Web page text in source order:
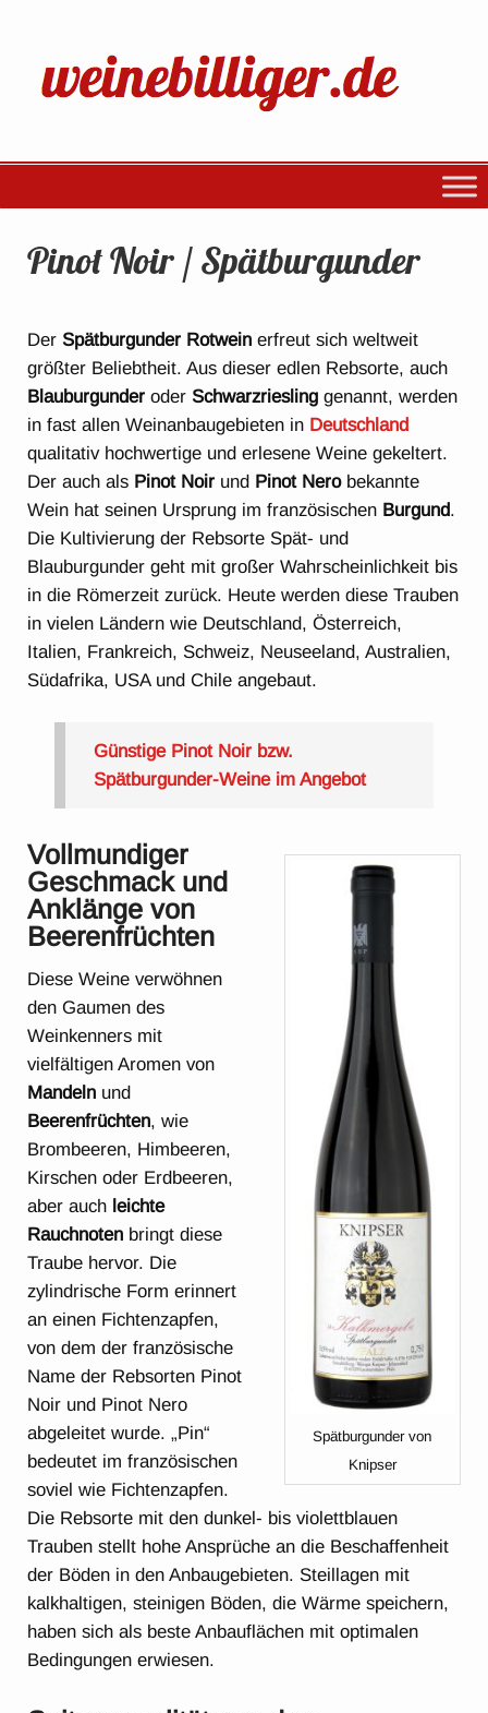
Pinot Noir / Spätburgunder
Der Spätburgunder Rotwein erfreut sich weltweit
größter Beliebtheit. Aus dieser edlen Rebsorte, auch
Blauburgunder oder Schwarzriesling genannt, werden
in fast allen Weinanbaugebieten in Deutschland
qualitativ hochwertige und erlesene Weine gekeltert.
Der auch als Pinot Noir und Pinot Nerobekannte
Wein hat seinen Ursprung im französischen Burgund.
Die Kultivierung der Rebsorte Spät- und
Blauburgunder geht mit großer Wahrscheinlichkeit bis
in die Römerzeit zurück. Heute werden diese Trauben
in vielen Ländern wie Deutschland, Österreich,
Italien, Frankreich, Schweiz, Neuseeland, Australien,
Südafrika, USA und Chile angebaut.
Günstige Pinot Noir bzw.
Spätburgunder-Weine im Angebot
Spätburgunder von
Knipser
Vollmundiger
Geschmack und
Anklänge von
Beerenfrüchten
Diese Weine verwöhnen
den Gaumen des
Weinkenners mit
vielfältigen Aromen von
Mandeln und
Beerenfrüchten, wie
Brombeeren, Himbeeren,
Kirschen oder Erdbeeren,
aber auch leichte
Rauchnoten bringt diese
Traube hervor. Die
zylindrische Form erinnert
an einen Fichtenzapfen,
von dem der französische
Name der Rebsorten Pinot
Noir und Pinot Nero
abgeleitet wurde. „Pin“
bedeutet im französischen
soviel wie Fichtenzapfen.
Die Rebsorte mit den dunkel- bis violettblauen
Trauben stellt hohe Ansprüche an die Beschaffenheit
der Böden in den Anbaugebieten. Steillagen mit
kalkhaltigen, steinigen Böden, die Wärme speichern,
haben sich als beste Anbauflächen mit optimalen
Bedingungen erwiesen.